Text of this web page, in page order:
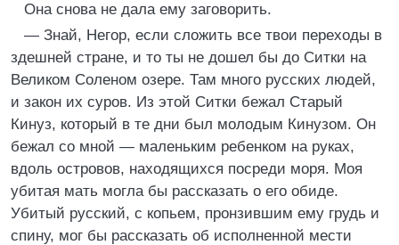
Она снова не дала ему заговорить.
— Знай, Негор, если сложить все твои переходы в
здешней стране, и то ты не дошел бы до Ситки на
Великом Соленом озере. Там много русских людей,
и закон их суров. Из этой Ситки бежал Старый
Кинуз, который в те дни был молодым Кинузом. Он
бежал со мной — маленьким ребенком на руках,
вдоль островов, находящихся посреди моря. Моя
убитая мать могла бы рассказать о его обиде.
Убитый русский, с копьем, пронзившим ему грудь и
спину, мог бы рассказать об исполненной мести